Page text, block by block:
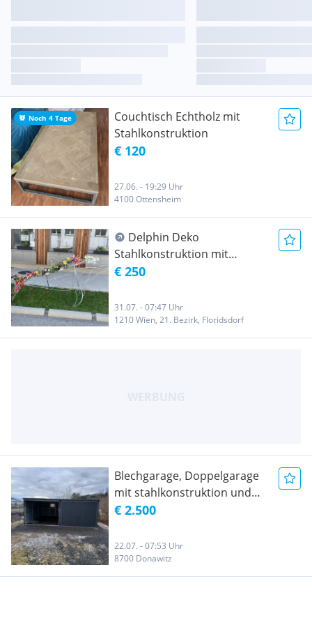
Noch 4 Tage
Couchtisch Echtholz mit
Stahlkonstruktion
€ 120
27.06. - 19:29 Uhr
4100 Ottensheim
Delphin Deko
Stahlkonstruktion mit
Beleuchtung
€ 250
31.07. - 07:47 Uhr
1210 Wien, 21. Bezirk, Floridsdorf
Blechgarage, Doppelgarage
mit stahlkonstruktion und
schwingtüren
€ 2.500
22.07. - 07:53 Uhr
8700 Donawitz